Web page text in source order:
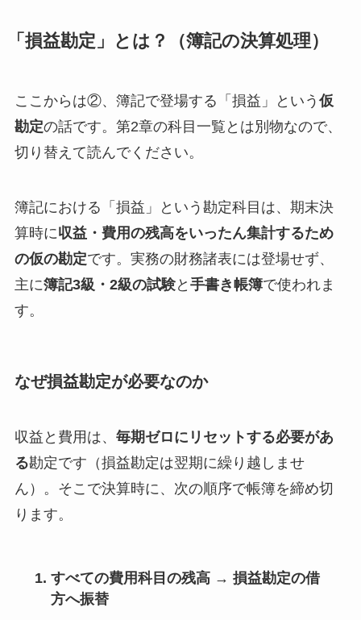
「損益勘定」とは？（簿記の決算処理）
ここからは②、簿記で登場する「損益」という 仮
勘定の話です。第2章の科目一覧とは別物なので、
切り替えて読んでください。
簿記における「損益」という勘定科目は、期末決
算時に収益・費用の残高をいったん集計するため
の仮の勘定です。実務の財務諸表には登場せず、
主に簿記3級・2級の試験と 手書き帳簿で使われま
す。
なぜ損益勘定が必要なのか
収益と費用は、 毎期ゼロにリセットする必要があ
る勘定です（損益勘定は翌期に繰り越しませ
ん）。そこで決算時に、次の順序で帳簿を締め切
ります。
すべての費用科目の残高 → 損益勘定の借
方へ振替